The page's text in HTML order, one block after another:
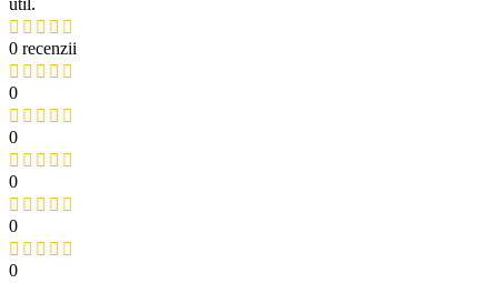
util.
0 recenzii
0
0
0
0
0